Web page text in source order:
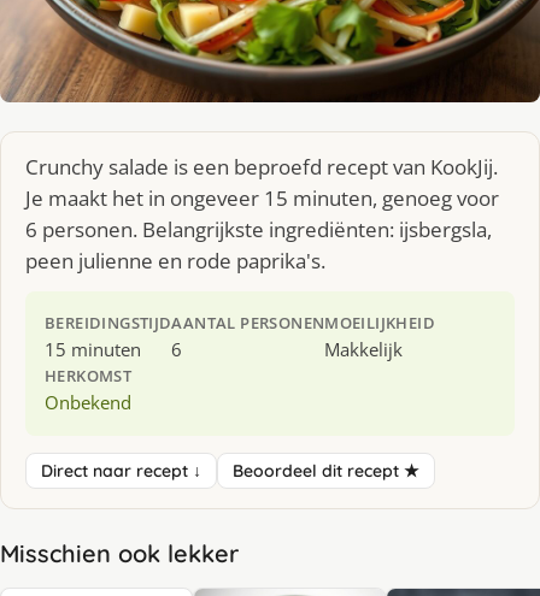
Crunchy salade is een beproefd recept van KookJij.
Je maakt het in ongeveer 15 minuten, genoeg voor
6 personen. Belangrijkste ingrediënten: ijsbergsla,
peen julienne en rode paprika's.
BEREIDINGSTIJD
15 minuten
AANTAL PERSONEN
6
MOEILIJKHEID
Makkelijk
HERKOMST
Onbekend
Direct naar recept ↓ Beoordeel dit recept ★
Misschien ook lekker